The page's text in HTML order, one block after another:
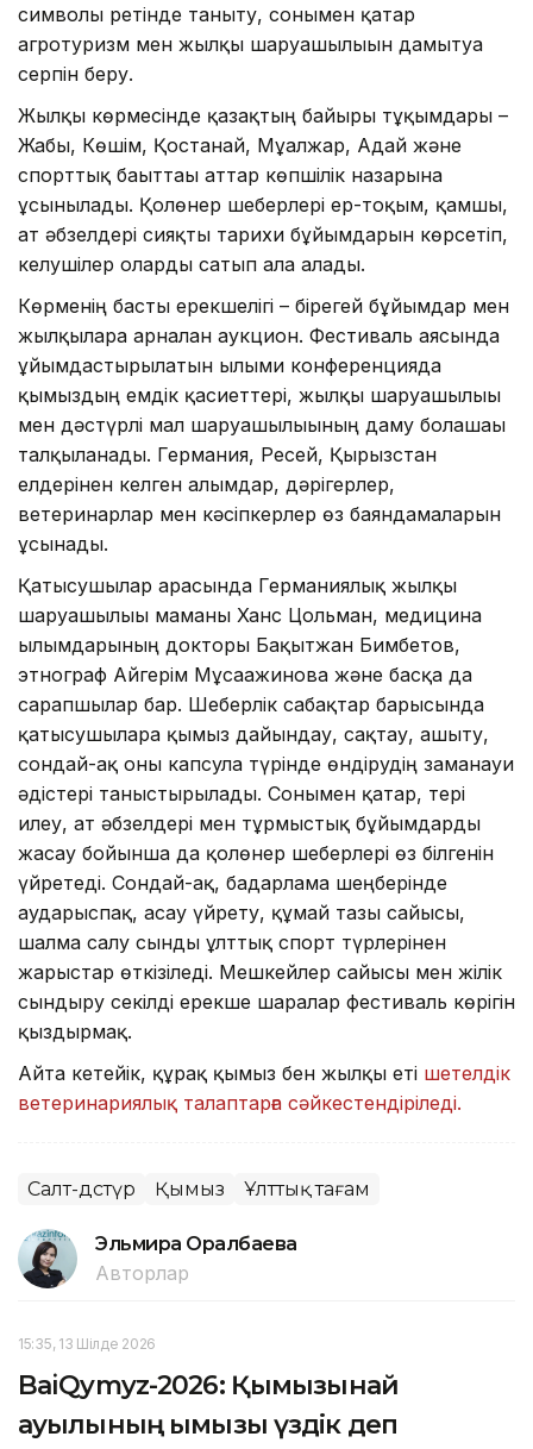
символы ретінде таныту, сонымен қатар
агротуризм мен жылқы шаруашылығын дамытуға
серпін беру.
Жылқы көрмесінде қазақтың байырғы тұқымдары –
Жабы, Көшім, Қостанай, Мұғалжар, Адай және
спорттық бағыттағы аттар көпшілік назарына
ұсынылады. Қолөнер шеберлері ер-тоқым, қамшы,
ат әбзелдері сияқты тарихи бұйымдарын көрсетіп,
келушілер оларды сатып ала алады.
Көрменің басты ерекшелігі – бірегей бұйымдар мен
жылқыларға арналған аукцион. Фестиваль аясында
ұйымдастырылатын ғылыми конференцияда
қымыздың емдік қасиеттері, жылқы шаруашылығы
мен дәстүрлі мал шаруашылығының даму болашағы
талқыланады. Германия, Ресей, Қырғызстан
елдерінен келген ғалымдар, дәрігерлер,
ветеринарлар мен кәсіпкерлер өз баяндамаларын
ұсынады.
Қатысушылар арасында Германиялық жылқы
шаруашылығы маманы Ханс Цольман, медицина
ғылымдарының докторы Бақытжан Бимбетов,
этнограф Айгерім Мұсағажинова және басқа да
сарапшылар бар. Шеберлік сабақтар барысында
қатысушыларға қымыз дайындау, сақтау, ашыту,
сондай-ақ оны капсула түрінде өндірудің заманауи
әдістері таныстырылады. Сонымен қатар, тері
илеу, ат әбзелдері мен тұрмыстық бұйымдарды
жасау бойынша да қолөнер шеберлері өз білгенін
үйретеді. Сондай-ақ, бағдарлама шеңберінде
аударыспақ, асау үйрету, құмай тазы сайысы,
шалма салу сынды ұлттық спорт түрлерінен
жарыстар өткізіледі. Мешкейлер сайысы мен жілік
сындыру секілді ерекше шаралар фестиваль көрігін
қыздырмақ.
Айта кетейік, құрғақ қымыз бен жылқы еті шетелдік
ветеринариялық талаптарға сәйкестендіріледі.
Салт-дәстүр Қымыз Ұлттық тағам
Эльмира Оралбаева
Авторлар
15:35, 13 Шілде 2026
BaiQymyz-2026: Қымызынай
ауылының қымызы үздік деп